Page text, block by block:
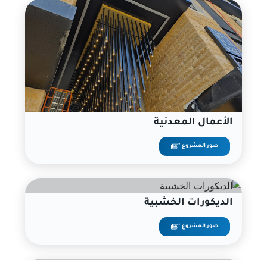
الأعمال المعدنية
صور المشروع "
الديكورات الخشبية
صور المشروع "